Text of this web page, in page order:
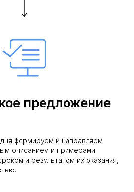
предложение
формируем и направляем
описанием и примерами
и результатом их оказания,